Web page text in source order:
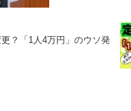
？「1人4万円」のウソ発